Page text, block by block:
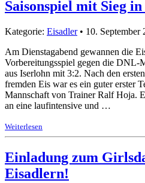
Saisonspiel mit Sieg
Kategorie: Eisadler• 10. September
Am Dienstagabend gewannen die
Vorbereitungsspiel gegen die DNL-
aus Iserlohn mit 3:2. Nach den
fremden Eis war es ein guter erster
Mannschaft von Trainer Ralf Hoja.
an eine laufintensive und …
Weiterlesen
Einladung zum
Eisadlern!